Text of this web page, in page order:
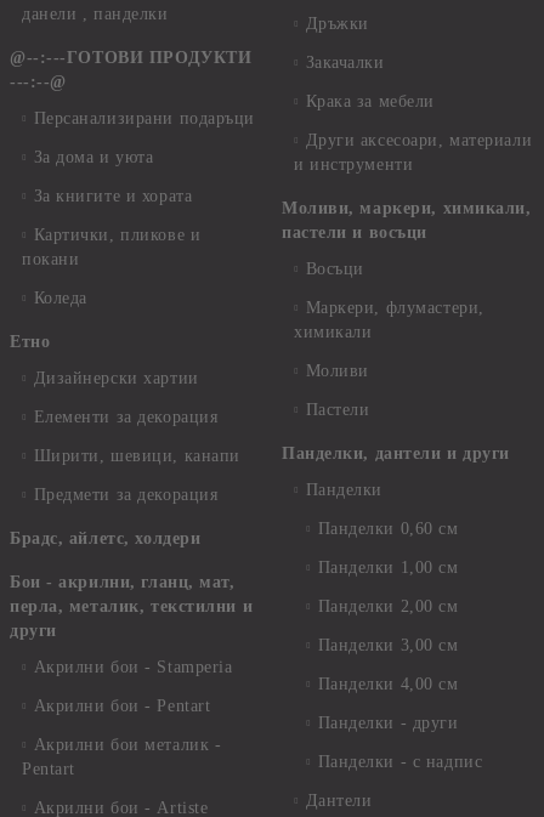
данели , панделки
@--:---ГОТОВИ ПРОДУКТИ
---:--@
Персанализирани подаръци
За дома и уюта
За книгите и хората
Картички, пликове и
покани
Коледа
Етно
Дизайнерски хартии
Елементи за декорация
Ширити, шевици, канапи
Предмети за декорация
Брадс, айлетс, холдери
Бои - акрилни, гланц, мат,
перла, металик, текстилни и
други
Акрилни бои - Stamperia
Акрилни бои - Pentart
Акрилни бои металик -
Pentart
Акрилни бои - Artiste
Дръжки
Закачалки
Крака за мебели
Други аксесоари, материали
и инструменти
Моливи, маркери, химикали,
пастели и восъци
Восъци
Маркери, флумастери,
химикали
Моливи
Пастели
Панделки, дантели и други
Панделки
Панделки 0,60 см
Панделки 1,00 см
Панделки 2,00 см
Панделки 3,00 см
Панделки 4,00 см
Панделки - други
Панделки - с надпис
Дантели